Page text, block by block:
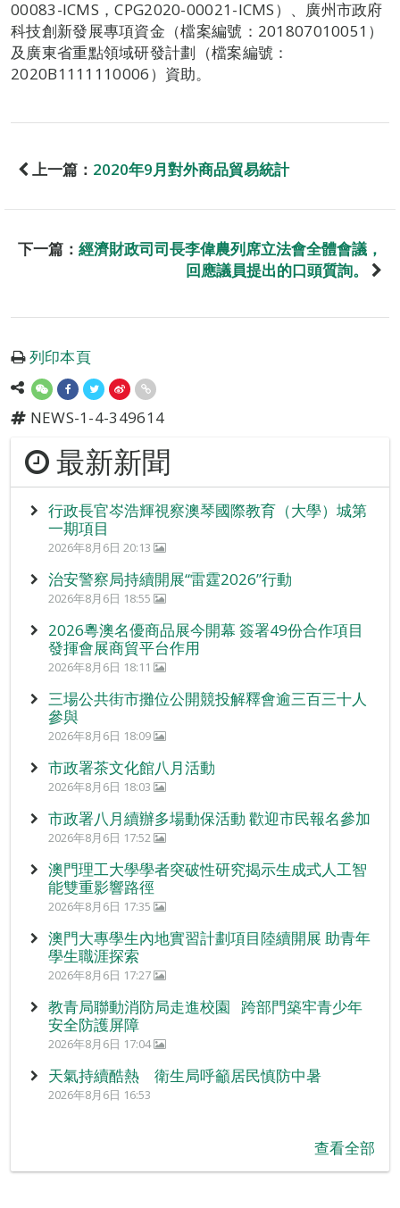
00083-ICMS，CPG2020-00021-ICMS）、廣州市政府
科技創新發展專項資金（檔案編號：201807010051）
及廣東省重點領域研發計劃（檔案編號：
2020B1111110006）資助。
上一篇： 2020年9月對外商品貿易統計
下一篇： 經濟財政司司長李偉農列席立法會全體會議，
回應議員提出的口頭質詢。
列印本頁
NEWS-1-4-349614
最新新聞
行政長官岑浩輝視察澳琴國際教育（大學）城第
一期項目
2026年8月6日 20:13
治安警察局持續開展“雷霆2026”行動
2026年8月6日 18:55
2026粵澳名優商品展今開幕 簽署49份合作項目
發揮會展商貿平台作用
2026年8月6日 18:11
三場公共街市攤位公開競投解釋會逾三百三十人
參與
2026年8月6日 18:09
市政署茶文化館八月活動
2026年8月6日 18:03
市政署八月續辦多場動保活動 歡迎市民報名參加
2026年8月6日 17:52
澳門理工大學學者突破性研究揭示生成式人工智
能雙重影響路徑
2026年8月6日 17:35
澳門大專學生內地實習計劃項目陸續開展 助青年
學生職涯探索
2026年8月6日 17:27
教青局聯動消防局走進校園 跨部門築牢青少年
安全防護屏障
2026年8月6日 17:04
天氣持續酷熱 衛生局呼籲居民慎防中暑
2026年8月6日 16:53
查看全部